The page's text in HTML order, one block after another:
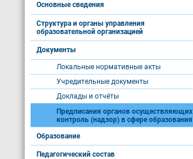
Основные сведения
Структура и органы управления
образовательной организацией
Документы
Локальные нормативные акты
Учредительные документы
Доклады и отчёты
Предписания органов осуществляющих
контроль (надзор) в сфере образования
Образование
Педагогический состав